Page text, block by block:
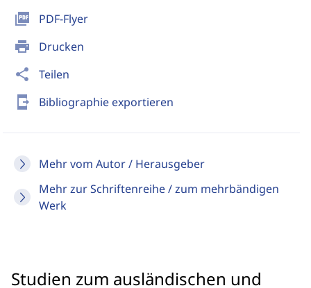
picture_as_pdf PDF-Flyer
print Drucken
share Teilen
send_to_mobile Bibliographie exportieren
Mehr vom Autor / Herausgeber
Mehr zur Schriftenreihe / zum mehrbändigen
Werk
Studien zum ausländischen und